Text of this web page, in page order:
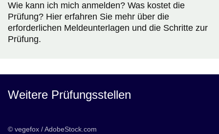
Wie kann ich mich anmelden? Was kostet die
Prüfung? Hier erfahren Sie mehr über die
erforderlichen Meldeunterlagen und die Schritte zur
Prüfung.
Weitere Prüfungsstellen
© vegefox / AdobeStock.com